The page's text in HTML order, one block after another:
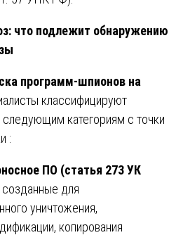
что подлежит обнаружению
программ-шпионов на
классифицируют
категориям с точки
:
ПО (статья 273 УК
для
уничтожения,
копирования